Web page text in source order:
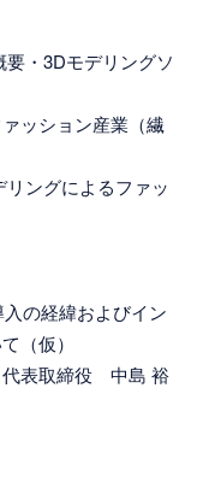
3Dモデリングソ
ション産業（繊
グによるファッ
経緯およびイン
（仮）
取締役 中島 裕